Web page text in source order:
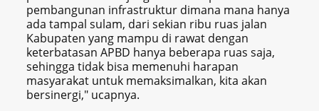
pembangunan infrastruktur dimana mana hanya
ada tampal sulam, dari sekian ribu ruas jalan
Kabupaten yang mampu di rawat dengan
keterbatasan APBD hanya beberapa ruas saja,
sehingga tidak bisa memenuhi harapan
masyarakat untuk memaksimalkan, kita akan
bersinergi," ucapnya.